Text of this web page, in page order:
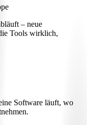
– neue
Tools wirklich,
Software läuft, wo